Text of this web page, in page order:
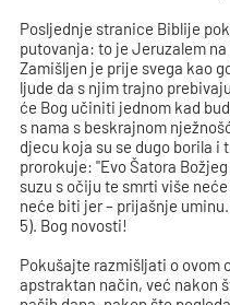
Posljednje stranice Biblije
putovanja: to je Jeruzalem
Zamišljen je prije svega kao
ljude da s njim trajno
će Bog učiniti jednom kad
s nama s beskrajnom
djecu koja su se dugo borila i
prorokuje: "Evo Šatora
suzu s očiju te smrti više
neće biti jer – prijašnje
5). Bog novosti!
Pokušajte razmišljati o ovom
apstraktan način, već nakon